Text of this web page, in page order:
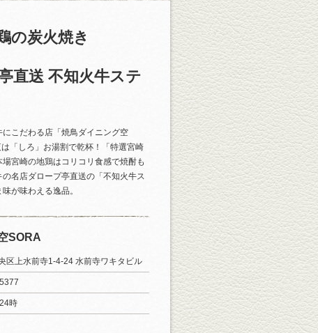
の炭火焼き
直送 不知火牛ステ
こだわる店「焼鳥ダイニング空
「しろ」お湯割で乾杯！「特選宮崎
宮崎の地鶏はコリコリ食感で焼酎も
名店ダロープ亭直送の「不知火牛ス
が味わえる逸品。
SORA
区上水前寺1-4-24 水前寺ワキタビル
時